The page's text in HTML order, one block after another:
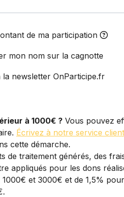
de ma participation
mon nom sur la cagnotte
newsletter OnParticipe.fr
à 1000€ ? Vous pouvez
Écrivez à notre service client
cette démarche.
de traitement générés, des
appliqués pour les dons
et 3000€ et de 1,5%